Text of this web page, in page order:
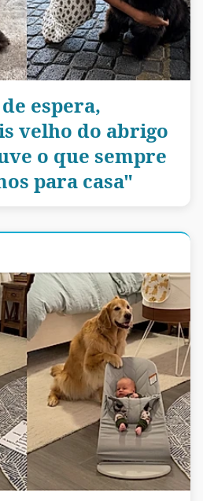
espera,
velho do abrigo
o que sempre
para casa"